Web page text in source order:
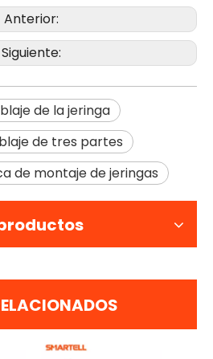
Anterior:
Siguiente:
de la jeringa
de tres partes
de montaje de jeringas